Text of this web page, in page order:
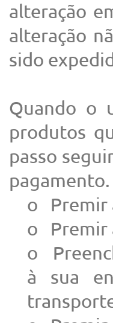
alteração
alteração
sido
Quando o
produtos
passo
o Premir
o Premir
o
à sua